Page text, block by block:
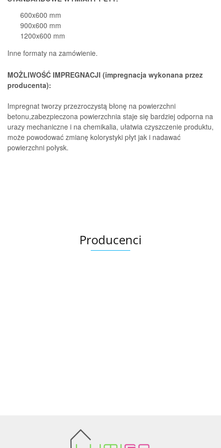
600x600 mm
900x600 mm
1200x600 mm
Inne formaty na zamówienie.
MOŻLIWOŚĆ IMPREGNACJI (impregnacja wykonana przez
producenta):
Impregnat tworzy przezroczystą błonę na powierzchni
betonu,zabezpieczona powierzchnia staje się bardziej odporna na
urazy mechaniczne i na chemikalia, ułatwia czyszczenie produktu,
może powodować zmianę kolorystyki płyt jak i nadawać
powierzchni połysk.
Producenci